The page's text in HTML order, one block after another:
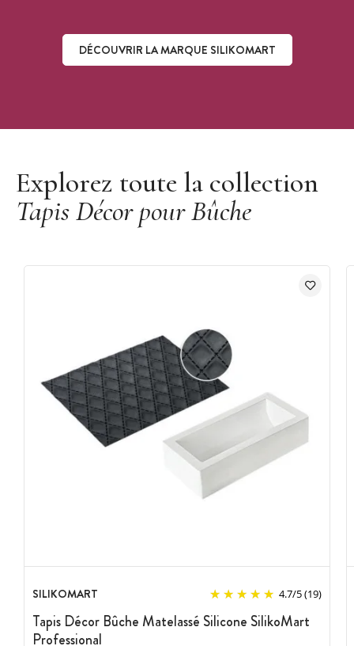
DÉCOUVRIR LA MARQUE SILIKOMART
Explorez toute la collection
Tapis Décor pour Bûche
SILIKOMART 4.7/5(19)
Tapis Décor Bûche Matelassé Silicone SilikoMart
Professional